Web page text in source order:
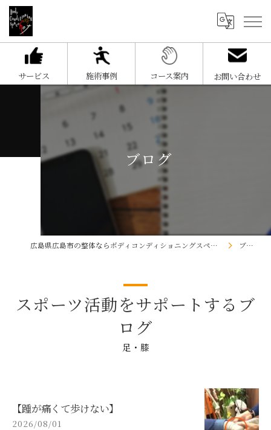
サービス 施術事例 コース案内 お問い合わせ
ブログ
広島県広島市の整体ならボディコンディショニングスペースHOT ブログ
スポーツ活動をサポートするブ
ログ
足・膝
【踵が痛くて歩けない】
2026/08/01